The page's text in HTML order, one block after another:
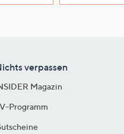
verpassen
Magazin
Programm